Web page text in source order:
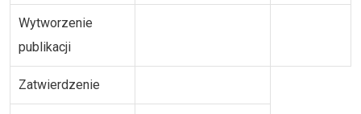
Wytworzenie
publikacji
Zatwierdzenie